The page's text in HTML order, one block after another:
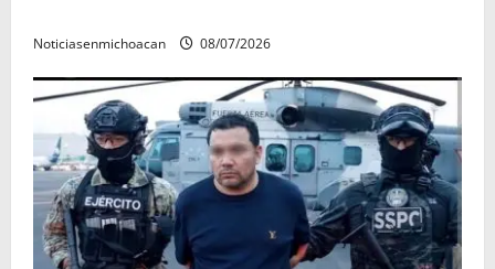
Noticiasenmichoacan 08/07/2026